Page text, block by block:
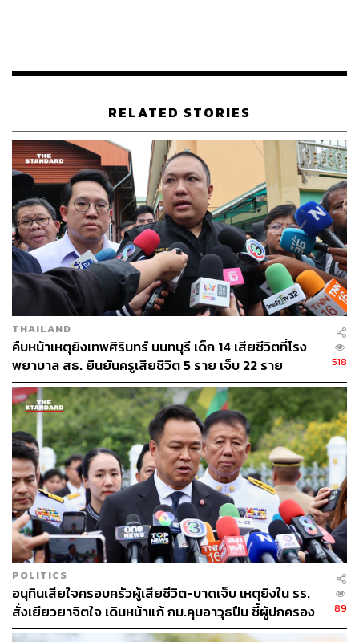
จากการประกอบอาชีพและโรคจากสิ่งแวดล้อมกำหนดว่า
เมื่อมีการประกาศเป็นเขตพื้นที่ควบคุมโรคแล้ว ให้ผู้ว่าฯ มี
อำนาจพิจารณาตามสถานการณ์ปัญหา หากค่าฝุ่นสูงเกิน 2,
3 หรือ 5 วัน ก็สามารถประกาศได้
ผู้สื่อข่าวรายงานว่า ตามมติที่ประชุมคณะกรรมการควบคุม
โรคจากการประกอบอาชีพและโรคจากสิ่งแวดล้อมกำหนด
ว่า เมื่อมีการประกาศเป็นเขตพื้นที่ควบคุมโรคแล้ว ให้ผู้ว่าฯ มี
อำนาจในการดำเนินการ ดังนี้
สนับสนุนหน้ากากป้องกันฝุ่น PM2.5 แก่ประชาชนกลุ่ม
เปราะบาง (เด็กเล็ก, ผู้สูงอายุ, หญิงตั้งครรภ์, ผู้ที่มีโรค
ประจำตัว ได้แก่ หอบหืดและหลอดลมอุดกั้นเรื้อรัง) โดย
พิจารณาชนิดหน้ากากตามที่กรมควบคุมโรคแนะนำ
ออกประกาศ Work from Home ทำงานผ่านระบบ
ออนไลน์ และงดทำกิจกรรมกลางแจ้ง
จัดทำศูนย์รองรับการอพยพประชาชนกลุ่มเปราะบาง
และผู้ป่วยติดเตียง ให้เข้าพักคอยจนกว่าสถานการณ์จะ
ปกติ
ขอความร่วมมือเกษตรกร เจ้าของสถานประกอบ
กิจการ และผู้ประกอบการขนส่ง ดำเนินการลดฝุ่น ใน
ส่วนของโรงพยาบาลให้จัดทำห้องปลอดฝุ่นสำหรับกลุ่ม
เปราะบาง เช่น ห้องเด็กแรกคลอด และห้องพักหลังค
ลอด และแจ้งการพบผู้ป่วยโรคจากฝุ่น PM2.5 และให้
พนักงานเจ้าหน้าที่ ตาม พ.ร.บ.ควบคุมโรคจากการ
ประกอบอาชีพและโรคจากสิ่งแวดล้อม ใช้กลไกทาง
กฎหมายในการแจ้ง รายงาน และสอบสวนโรคจากฝุ่น
PM2.5
RELATED STORIES
THAILAND
คืบหน้าเหตุยิงเทพศิรินทร์ นนทบุรี เด็ก 14 เสียชีวิตที่โรง
พยาบาล สธ. ยืนยันครูเสียชีวิต 5 ราย เจ็บ 22 ราย
518
POLITICS
อนุทินเสียใจครอบครัวผู้เสียชีวิต-บาดเจ็บ เหตุยิงใน รร.
สั่งเยียวยาจิตใจ เดินหน้าแก้ กม.คุมอาวุธปืน ชี้ผู้ปกครอง
ต้องร่วมรับผิดชอบ
89